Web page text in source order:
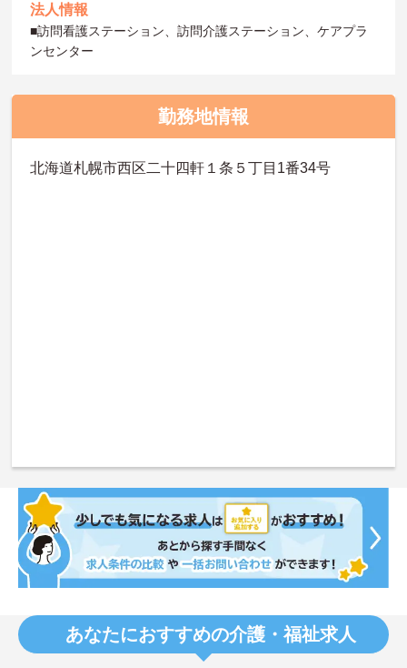
法人情報
■訪問看護ステーション、訪問介護ステーション、ケアプラ
ンセンター
勤務地情報
北海道札幌市西区二十四軒１条５丁目1番34号
あなたにおすすめの介護・福祉求人